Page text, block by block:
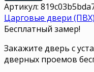
Артикул:
Царговые двери (ПВХ)
Бесплатный замер!
Закажите дверь с
дверных проемов